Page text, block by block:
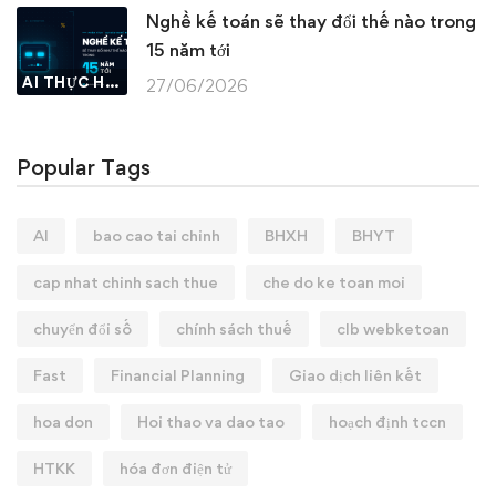
AI THỰC HÀNH
Nghề kế toán sẽ thay đổi thế nào trong
15 năm tới
27/06/2026
Popular Tags
AI bao cao tai chinh BHXH BHYT
cap nhat chinh sach thue che do ke toan moi
chuyển đổi số chính sách thuế clb webketoan
Fast Financial Planning Giao dịch liên kết
hoa don Hoi thao va dao tao hoạch định tccn
HTKK hóa đơn điện tử